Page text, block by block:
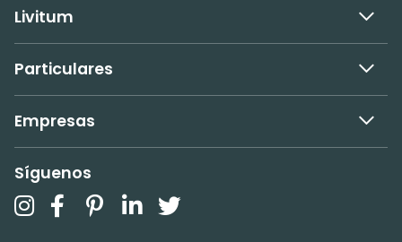
Livitum
Particulares
Empresas
Síguenos